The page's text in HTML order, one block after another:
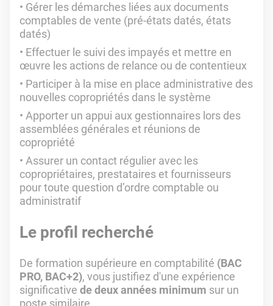
Gérer les démarches liées aux documents
comptables de vente (pré-états datés, états
datés)
Effectuer le suivi des impayés et mettre en
œuvre les actions de relance ou de contentieux
Participer à la mise en place administrative des
nouvelles copropriétés dans le système
Apporter un appui aux gestionnaires lors des
assemblées générales et réunions de
copropriété
Assurer un contact régulier avec les
copropriétaires, prestataires et fournisseurs
pour toute question d’ordre comptable ou
administratif
Le profil recherché
De formation supérieure en comptabilité (BAC
PRO, BAC+2), vous justifiez d'une expérience
significative de deux années minimum sur un
poste similaire.